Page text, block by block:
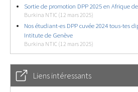
Sortie de promotion DPP 2025 en Afrique
Burkina NTIC (12 mars 2025)
Nos étudiant-es DPP cuvée 2024 tous-tes
Intitute de Genève
Burkina NTIC (12 mars 2025)
Liens intéressants